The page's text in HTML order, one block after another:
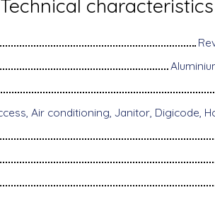
Technical characteristics